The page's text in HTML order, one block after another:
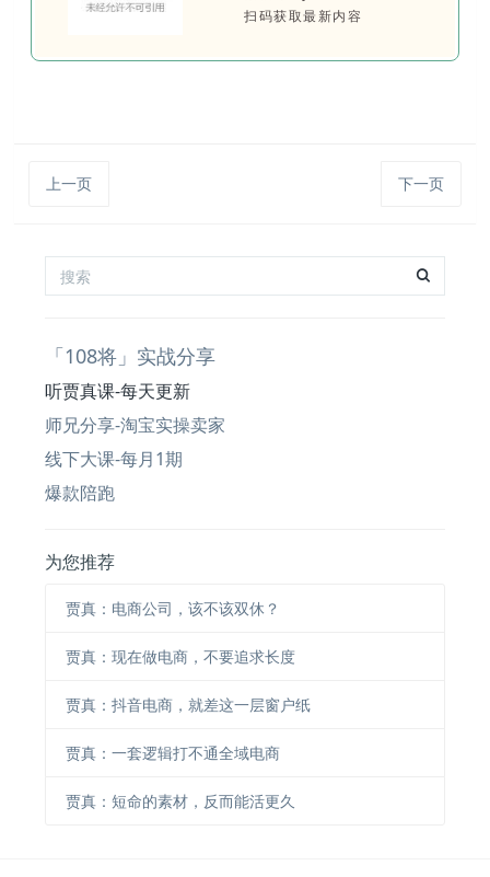
扫码获取最新内容
上一页 下一页
「108将」实战分享
听贾真课-每天更新
师兄分享-淘宝实操卖家
线下大课-每月1期
爆款陪跑
为您推荐
贾真：电商公司，该不该双休？
贾真：现在做电商，不要追求长度
贾真：抖音电商，就差这一层窗户纸
贾真：一套逻辑打不通全域电商
贾真：短命的素材，反而能活更久